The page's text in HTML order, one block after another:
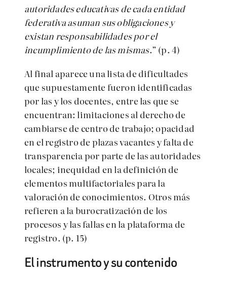
autoridades educativas de cada entidad
federativa asuman sus obligaciones y
existan responsabilidades por el
incumplimiento de las mismas.” (p. 4)
Al final aparece una lista de dificultades
que supuestamente fueron identificadas
por las y los docentes, entre las que se
encuentran: limitaciones al derecho de
cambiarse de centro de trabajo; opacidad
en el registro de plazas vacantes y falta de
transparencia por parte de las autoridades
locales; inequidad en la definición de
elementos multifactoriales para la
valoración de conocimientos. Otros más
refieren a la burocratización de los
procesos y las fallas en la plataforma de
registro. (p. 15)
El instrumento y su contenido